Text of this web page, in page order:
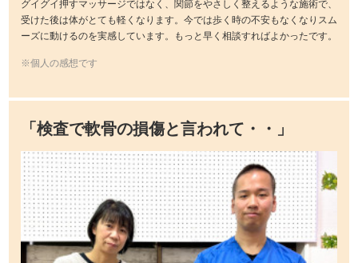
グイグイ押すマッサージではなく、関節をやさしく整えるような施術で、
受けた後は体がとても軽くなります。今では歩く時の不安もなくなりスム
ーズに動けるのを実感しています。もっと早く相談すればよかったです。
※個人の感想です
「検査で軟骨の損傷と言われて・・」